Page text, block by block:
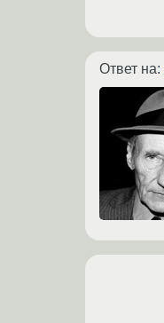
Ответ на: